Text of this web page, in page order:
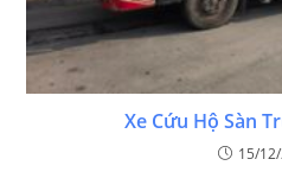
Xe Cứu Hộ Sàn
15/